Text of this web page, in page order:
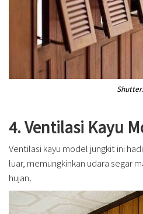
4. Ventilasi Kayu
Ventilasi kayu model jungkit ini
luar, memungkinkan udara segar
hujan.